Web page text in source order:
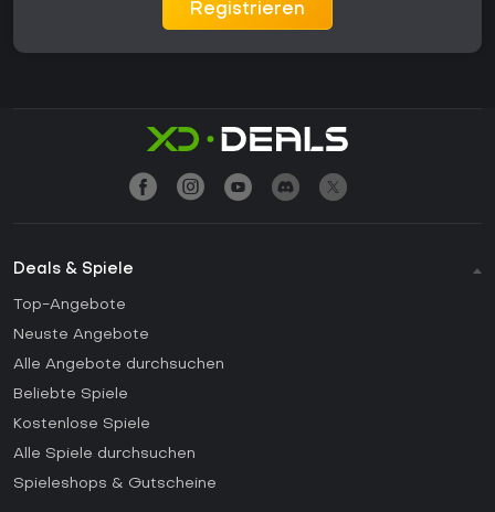
Registrieren
Deals & Spiele
Top-Angebote
Neuste Angebote
Alle Angebote durchsuchen
Beliebte Spiele
Kostenlose Spiele
Alle Spiele durchsuchen
Spieleshops & Gutscheine